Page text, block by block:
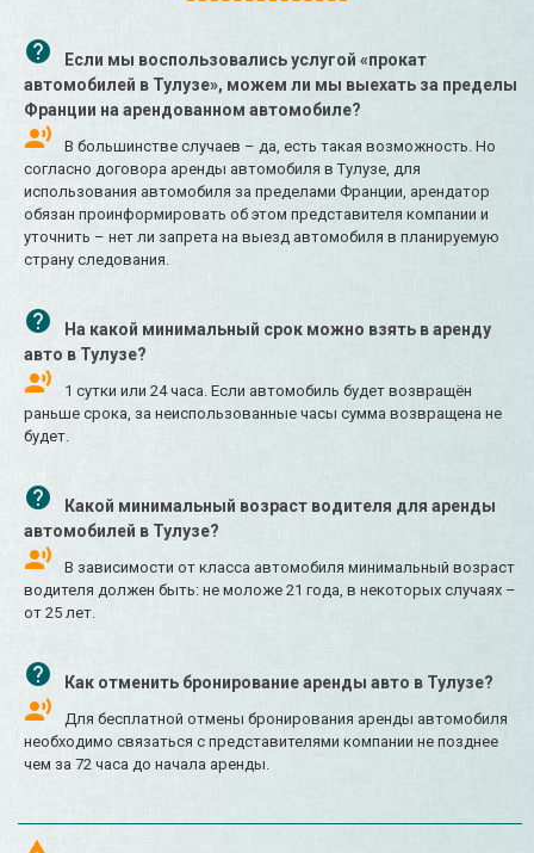
Если мы воспользовались услугой «прокат
автомобилей в Тулузе», можем ли мы выехать за пределы
Франции на арендованном автомобиле?
В большинстве случаев – да, есть такая возможность. Но
согласно договора аренды автомобиля в Тулузе, для
использования автомобиля за пределами Франции, арендатор
обязан проинформировать об этом представителя компании и
уточнить – нет ли запрета на выезд автомобиля в планируемую
страну следования.
На какой минимальный срок можно взять в аренду
авто в Тулузе?
1 сутки или 24 часа. Если автомобиль будет возвращён
раньше срока, за неиспользованные часы сумма возвращена не
будет.
Какой минимальный возраст водителя для аренды
автомобилей в Тулузе?
В зависимости от класса автомобиля минимальный возраст
водителя должен быть: не моложе 21 года, в некоторых случаях –
от 25 лет.
Как отменить бронирование аренды авто в Тулузе?
Для бесплатной отмены бронирования аренды автомобиля
необходимо связаться с представителями компании не позднее
чем за 72 часа до начала аренды.